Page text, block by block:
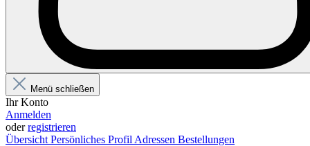
Menü schließen
Ihr Konto
Anmelden
oderregistrieren
Übersicht Persönliches Profil Adressen Bestellungen